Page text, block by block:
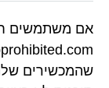
אם משתמשים
שהמכשירים